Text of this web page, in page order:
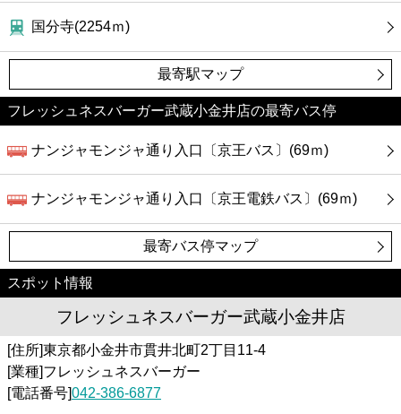
国分寺(2254ｍ)
最寄駅マップ
フレッシュネスバーガー武蔵小金井店の最寄バス停
ナンジャモンジャ通り入口〔京王バス〕(69ｍ)
ナンジャモンジャ通り入口〔京王電鉄バス〕(69ｍ)
最寄バス停マップ
スポット情報
フレッシュネスバーガー武蔵小金井店
[住所]東京都小金井市貫井北町2丁目11-4
[業種]フレッシュネスバーガー
[電話番号]042-386-6877